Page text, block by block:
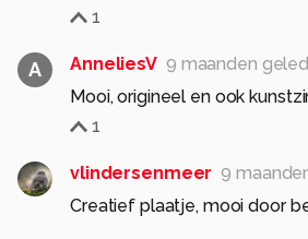
1
A AnneliesV 9 maanden
Mooi, origineel en ook
1
vlindersenmeer 9
Creatief plaatje, mooi door